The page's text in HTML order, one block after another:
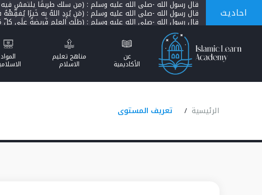
احاديث
قال رسول الله -صلى الله عليه وسلم : (من سلك طريقًا يلتمسُ فيه
قال رسول الله -صلى الله عليه وسلم : (مَن يُرِدِ اللهُ بِه خَيرًا يُفقِّهْهُ
قال رسول الله -صلى الله عليه وسلم : (طلَبُ العِلمِ فَريضةٌ علَى
قال رسول الله -صلى الله عليه وسلم : (إذا مات الإنسانُ انقطع
عن
الأكاديمية
مناهج تعليم
الاسلام
المواد
الرئيسية تعريف المستوى